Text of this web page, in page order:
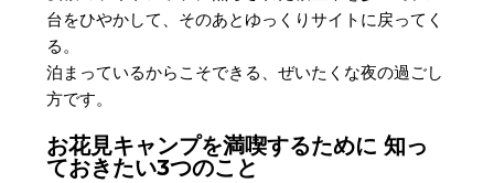
台をひやかして、そのあとゆっくりサイトに戻ってく
る。
泊まっているからこそできる、ぜいたくな夜の過ごし
方です。
お花見キャンプを満喫するために 知っ
ておきたい3つのこと